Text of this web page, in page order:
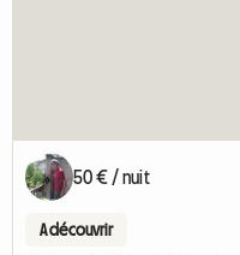
50 € / nuit
A découvrir